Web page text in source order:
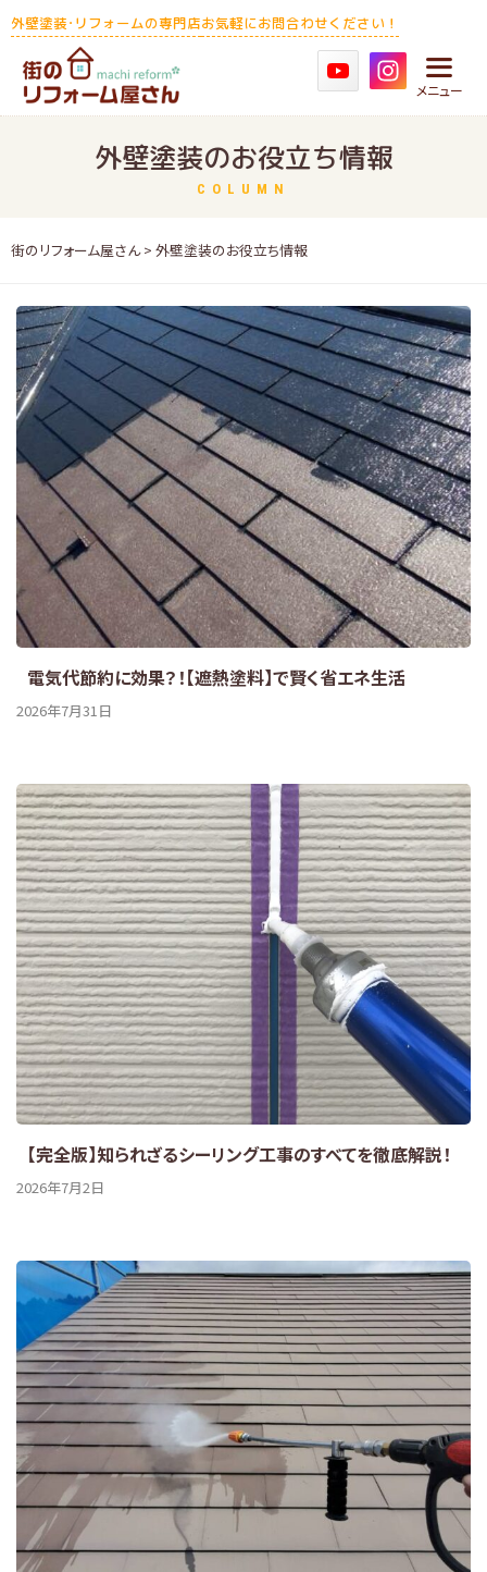
Skip
to
content
外壁塗装･リフォームの専門店お気軽にお問合わせください！
メニュー
外壁塗装のお役立ち情報
COLUMN
街のリフォーム屋さん> 外壁塗装のお役立ち情報
電気代節約に効果？！【遮熱塗料】で賢く省エネ生活
2026年7月31日
【完全版】知られざるシーリング工事のすべてを徹底解説！
2026年7月2日